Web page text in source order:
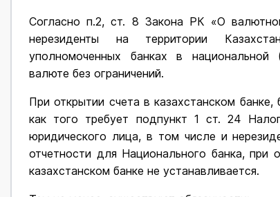
Согласно п.2, ст. 8 Закона РК «О
нерезиденты на территории
уполномоченных банках в национальной
валюте без ограничений.
При открытии счета в казахстанском
как того требует подпункт 1 ст. 24
юридического лица, в том числе и
отчетности для Национального банка, при
казахстанском банке не устанавливается.